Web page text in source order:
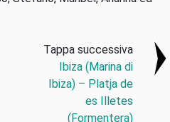
Tappa successiva
Ibiza (Marina di
Ibiza) – Platja de
es Illetes
(Formentera)